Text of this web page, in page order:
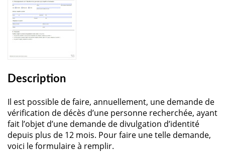
Description
Il est possible de faire, annuellement, une demande de
vérification de décès d’une personne recherchée, ayant
fait l’objet d’une demande de divulgation d’identité
depuis plus de 12 mois. Pour faire une telle demande,
voici le formulaire à remplir.